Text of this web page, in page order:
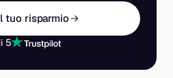
tuo risparmio
5